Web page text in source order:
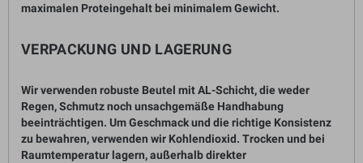
maximalen Proteingehalt bei minimalem Gewicht.
VERPACKUNG UND LAGERUNG
Wir verwenden robuste Beutel mit AL-Schicht, die weder
Regen, Schmutz noch unsachgemäße Handhabung
beeinträchtigen. Um Geschmack und die richtige Konsistenz
zu bewahren, verwenden wir Kohlendioxid. Trocken und bei
Raumtemperatur lagern, außerhalb direkter